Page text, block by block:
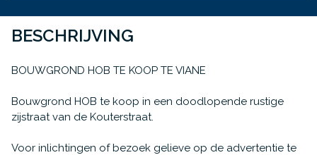
BESCHRIJVING
BOUWGROND HOB TE KOOP TE VIANE
Bouwgrond HOB te koop in een doodlopende rustige
zijstraat van de Kouterstraat.
Voor inlichtingen of bezoek gelieve op de advertentie te